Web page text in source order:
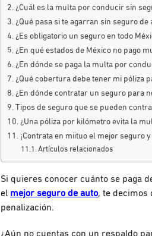
¿Cuál es la multa por conducir sin
¿Qué pasa si te agarran sin seguro de
¿Es obligatorio un seguro en todo
¿En qué estados de México no pago
¿En dónde se paga la multa por
¿Qué cobertura debe tener mi póliza
¿En dónde contratar un seguro para
Tipos de seguro que se pueden
¿Una póliza por kilómetro evita la
¡Contrata en miituo el mejor seguro
Artículos relacionados
Si quieres conocer cuánto se paga
el mejor seguro de auto, te decimos
penalización.
¿Aún no cuentas con un respaldo